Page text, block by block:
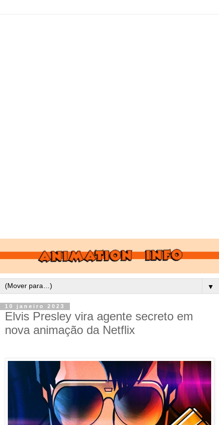
▼
10 janeiro 2023
Elvis Presley vira agente secreto em
nova animação da Netflix